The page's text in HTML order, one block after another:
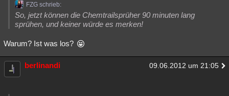
FZG schrieb:
So, jetzt können die Chemtrailsprüher 90 minuten lang
sprühen, und keiner würde es merken!
Warum? Ist was los?
berlinandi 09.06.2012 um 21:05